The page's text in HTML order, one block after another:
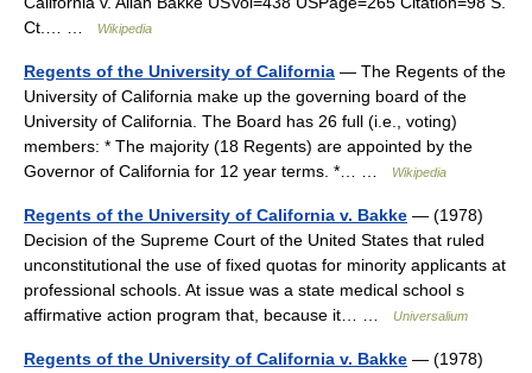
Ct.… …
Wikipedia
Regents of the University of California — The Regents of the
University of California make up the governing board of the
University of California. The Board has 26 full (i.e., voting)
members: * The majority (18 Regents) are appointed by the
Governor of California for 12 year terms. *… …
Wikipedia
Regents of the University of California v. Bakke — (1978)
Decision of the Supreme Court of the United States that ruled
unconstitutional the use of fixed quotas for minority applicants at
professional schools. At issue was a state medical school s
affirmative action program that, because it… …
Universalium
Regents of the University of California v. Bakke — (1978)